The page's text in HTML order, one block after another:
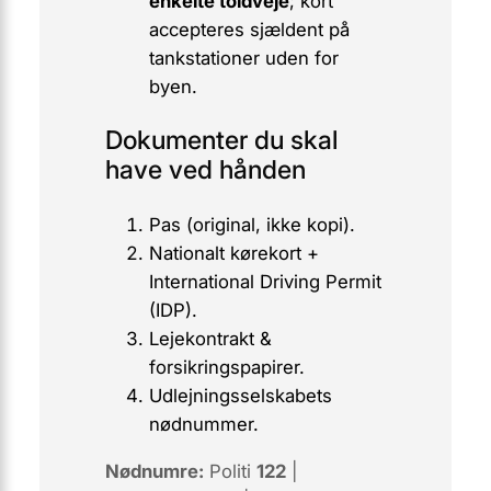
accepteres sjældent på
tankstationer uden for
byen.
Dokumenter du skal
have ved hånden
Pas (original, ikke kopi).
Nationalt kørekort +
International Driving Permit
(IDP).
Lejekontrakt &
forsikringspapirer.
Udlejningsselskabets
nødnummer.
Nødnumre: Politi 122|